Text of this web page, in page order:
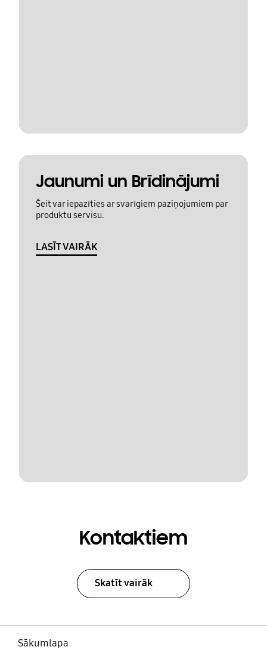
Jaunumi un Brīdinājumi
Šeit var iepazīties ar svarīgiem paziņojumiem par
produktu servisu.
LASĪT VAIRĀK
Kontaktiem
Skatīt vairāk
Sākumlapa